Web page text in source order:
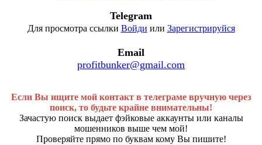
Telegram
Для просмотра ссылки Войди или Зарегистрируйся
Email
profitbunker@gmail.com
Если Вы ищите мой контакт в телеграме вручную через
поиск, то будьте крайне внимательны!
Зачастую поиск выдает фэйковые аккаунты или каналы
мошенников выше чем мой!
Проверяйте прямо по буквам кому Вы пишите!